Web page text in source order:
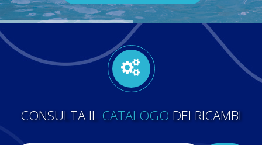
CONSULTA IL CATALOGO DEI RICAMBI